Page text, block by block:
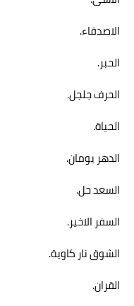
الاصدقاء.
الحبر.
الحرف جلجل.
الحياة.
الدهر يومان.
السعد حل.
السفر الاخير.
الشوق نار كاوية.
القران.